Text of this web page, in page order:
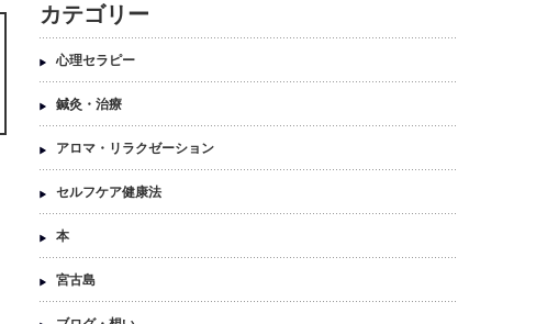
カテゴリー
心理セラピー
鍼灸・治療
アロマ・リラクゼーション
セルフケア健康法
本
宮古島